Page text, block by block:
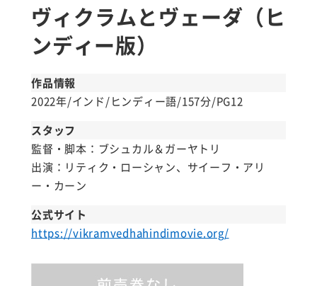
ヴィクラムとヴェーダ（ヒ
ンディー版）
作品情報
2022年/インド/ヒンディー語/157分/PG12
スタッフ
監督・脚本：ブシュカル＆ガーヤトリ
出演：リティク・ローシャン、サイーフ・アリ
ー・カーン
公式サイト
https://vikramvedhahindimovie.org/